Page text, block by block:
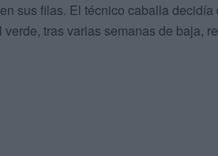
sus filas. El técnico caballa
tras varias semanas de baja,